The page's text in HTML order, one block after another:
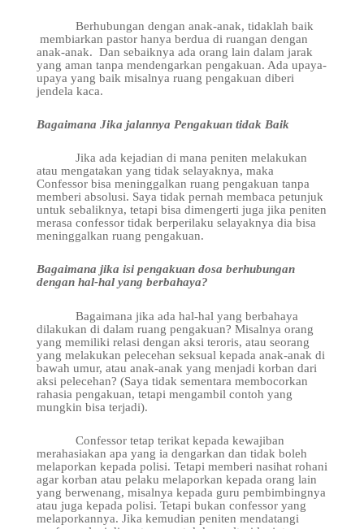
Berhubungan dengan anak-anak, tidaklah baik
membiarkan pastor hanya berdua di ruangan dengan
anak-anak. Dan sebaiknya ada orang lain dalam jarak
yang aman tanpa mendengarkan pengakuan. Ada upaya-
upaya yang baik misalnya ruang pengakuan diberi
jendela kaca.
Bagaimana Jika jalannya Pengakuan tidak Baik
Jika ada kejadian di mana peniten melakukan
atau mengatakan yang tidak selayaknya, maka
Confessor bisa meninggalkan ruang pengakuan tanpa
memberi absolusi. Saya tidak pernah membaca petunjuk
untuk sebaliknya, tetapi bisa dimengerti juga jika peniten
merasa confessor tidak berperilaku selayaknya dia bisa
meninggalkan ruang pengakuan.
Bagaimana jika isi pengakuan dosa berhubungan
dengan hal-hal yang berbahaya?
Bagaimana jika ada hal-hal yang berbahaya
dilakukan di dalam ruang pengakuan? Misalnya orang
yang memiliki relasi dengan aksi teroris, atau seorang
yang melakukan pelecehan seksual kepada anak-anak di
bawah umur, atau anak-anak yang menjadi korban dari
aksi pelecehan? (Saya tidak sementara membocorkan
rahasia pengakuan, tetapi mengambil contoh yang
mungkin bisa terjadi).
Confessor tetap terikat kepada kewajiban
merahasiakan apa yang ia dengarkan dan tidak boleh
melaporkan kepada polisi. Tetapi memberi nasihat rohani
agar korban atau pelaku melaporkan kepada orang lain
yang berwenang, misalnya kepada guru pembimbingnya
atau juga kepada polisi. Tetapi bukan confessor yang
melaporkannya. Jika kemudian peniten mendatangi